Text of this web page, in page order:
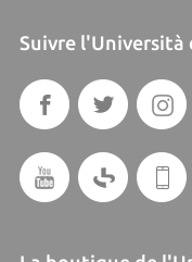
Suivre l'Università